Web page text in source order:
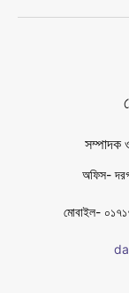
সম্পাদক
অফিস-
মোবাইল-